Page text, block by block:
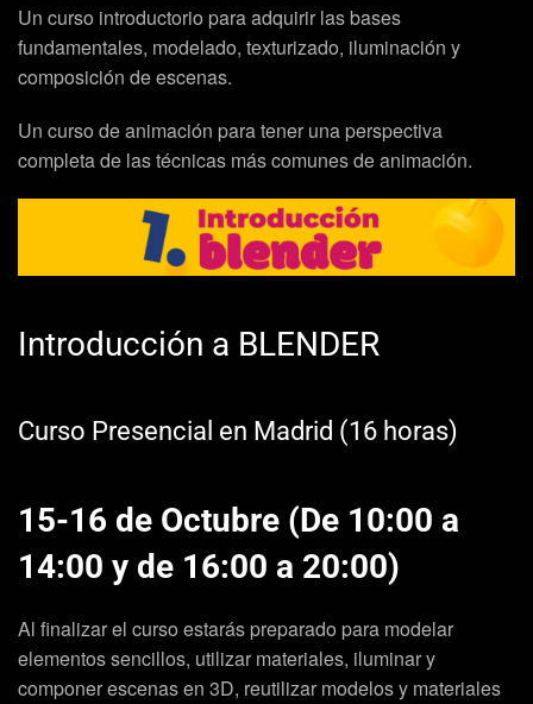
Un curso introductorio para adquirir las bases
fundamentales, modelado, texturizado, iluminación y
composición de escenas.
Un curso de animación para tener una perspectiva
completa de las técnicas más comunes de animación.
Introducción a BLENDER
Curso Presencial en Madrid (16 horas)
15-16 de Octubre (De 10:00 a
14:00 y de 16:00 a 20:00)
Al finalizar el curso estarás preparado para modelar
elementos sencillos, utilizar materiales, iluminar y
componer escenas en 3D, reutilizar modelos y materiales